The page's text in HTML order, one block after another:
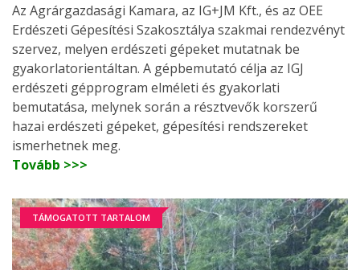
Az Agrárgazdasági Kamara, az IG+JM Kft., és az OEE
Erdészeti Gépesítési Szakosztálya szakmai rendezvényt
szervez, melyen erdészeti gépeket mutatnak be
gyakorlatorientáltan. A gépbemutató célja az IGJ
erdészeti gépprogram elméleti és gyakorlati
bemutatása, melynek során a résztvevők korszerű
hazai erdészeti gépeket, gépesítési rendszereket
ismerhetnek meg.
Tovább >>>
TÁMOGATOTT TARTALOM